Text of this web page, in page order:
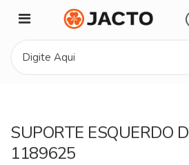
SUPORTE ESQUERDO
1189625